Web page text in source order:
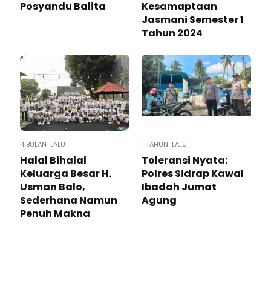
Posyandu Balita
Kesamaptaan
Jasmani Semester 1
Tahun 2024
4 BULAN LALU
Halal Bihalal
Keluarga Besar H.
Usman Balo,
Sederhana Namun
Penuh Makna
1 TAHUN LALU
Toleransi Nyata:
Polres Sidrap Kawal
Ibadah Jumat
Agung